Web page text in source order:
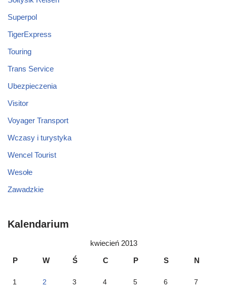
Superpol
TigerExpress
Touring
Trans Service
Ubezpieczenia
Visitor
Voyager Transport
Wczasy i turystyka
Wencel Tourist
Wesołe
Zawadzkie
Kalendarium
kwiecień 2013
P
W Ś C P S N
1 2 3 4 5 6 7